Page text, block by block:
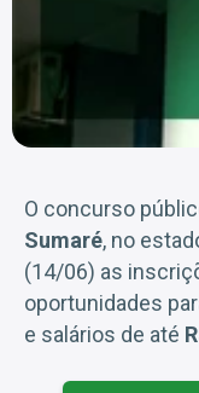
O concurso
Sumaré, no
(14/06) as
oportunidades
e salários de até